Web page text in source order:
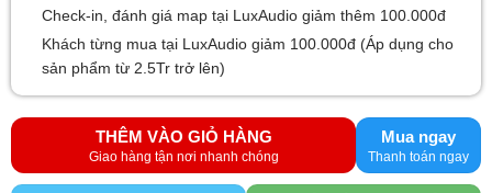
Check-in, đánh giá map tại LuxAudio giảm thêm 100.000đ
Khách từng mua tại LuxAudio giảm 100.000đ (Áp dụng cho
sản phẩm từ 2.5Tr trở lên)
THÊM VÀO GIỎ HÀNG Mua ngay